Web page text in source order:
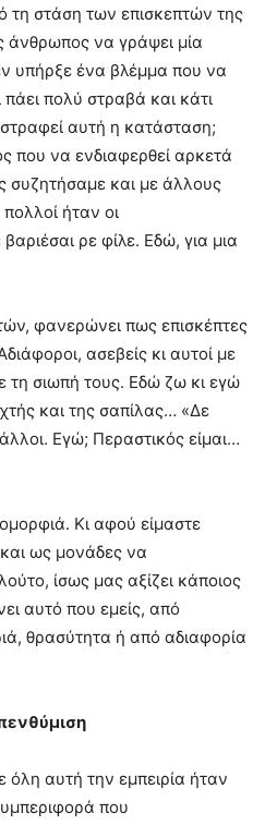
τη στάση των επισκεπτών της
άνθρωπος να γράψει μία
υπήρξε ένα βλέμμα που να
πολύ στραβά και κάτι
αυτή η κατάσταση;
που να ενδιαφερθεί αρκετά
συζητήσαμε και με άλλους
ήταν οι
ρε φίλε. Εδώ, για μια
φανερώνει πως επισκέπτες
ασεβείς κι αυτοί με
τη σιωπή τους. Εδώ ζω κι εγώ
και της σαπίλας… «Δε
Εγώ; Περαστικός είμαι…
Κι αφού είμαστε
ως μονάδες να
ίσως μας αξίζει κάποιος
αυτό που εμείς, από
θρασύτητα ή από αδιαφορία
όλη αυτή την εμπειρία ήταν
που